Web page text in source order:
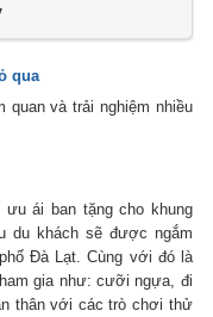
qua
quan và trải nghiệm nhiều
ái ban tặng cho khung
du khách sẽ được ngắm
Đà Lạt. Cùng với đó là
gia như: cưỡi ngựa, đi
thân với các trò chơi thử